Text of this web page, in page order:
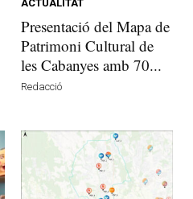
ACTUALITAT
Presentació del Mapa de
Patrimoni Cultural de
les Cabanyes amb 70...
Redacció